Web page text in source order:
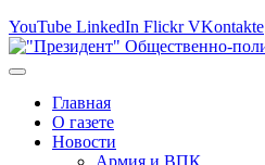
YouTube LinkedIn Flickr VKontakte
Главная
О газете
Новости
Армия и ВПК